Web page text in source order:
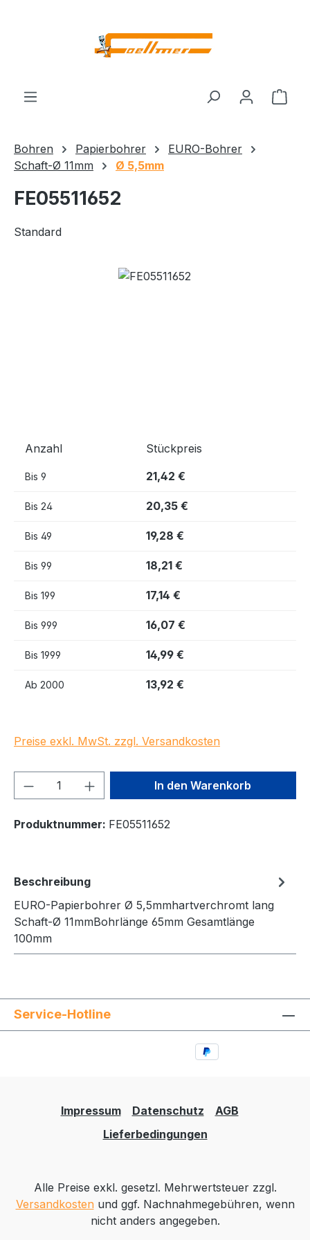
Bohren Papierbohrer
EURO-Bohrer
Schaft-Ø 11mm
Ø 5,5mm
FE05511652
Standard
Bildergalerie überspringen
Anzahl Stückpreis
Bis 9 21,42 €
Bis 24 20,35 €
Bis 49 19,28 €
Bis 99 18,21 €
Bis 199 17,14 €
Bis 999 16,07 €
Bis 1999 14,99 €
Ab 2000 13,92 €
Preise exkl. MwSt. zzgl. Versandkosten
Produkt Anzahl: Gib denIn den Warenkorb
Produktnummer: FE05511652
Beschreibung
EURO-Papierbohrer Ø 5,5mmhartverchromt lang
Schaft-Ø 11mmBohrlänge 65mm Gesamtlänge
100mm
Service-Hotline
Impressum Datenschutz
AGB
Lieferbedingungen
Alle Preise exkl. gesetzl. Mehrwertsteuer zzgl.
Versandkosten und ggf. Nachnahmegebühren, wenn
nicht anders angegeben.